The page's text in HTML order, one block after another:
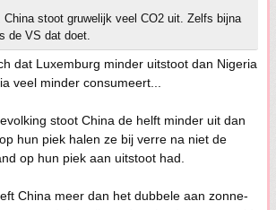
China stoot gruwelijk veel CO2 uit. Zelfs bijna
de VS dat doet.
dat Luxemburg minder uitstoot dan Nigeria
veel minder consumeert...
stoot China de helft minder uit dan
hun piek halen ze bij verre na niet de
op hun piek aan uitstoot had.
China meer dan het dubbele aan zonne-